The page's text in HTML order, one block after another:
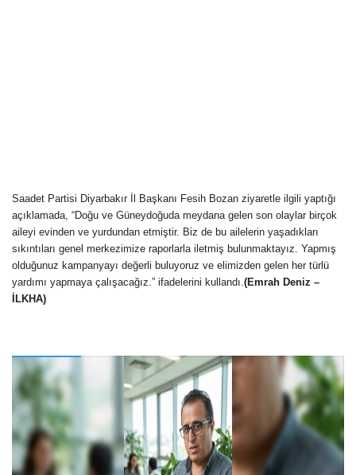
Saadet Partisi Diyarbakır İl Başkanı Fesih Bozan ziyaretle ilgili yaptığı
açıklamada, “Doğu ve Güneydoğuda meydana gelen son olaylar birçok
aileyi evinden ve yurdundan etmiştir. Biz de bu ailelerin yaşadıkları
sıkıntıları genel merkezimize raporlarla iletmiş bulunmaktayız. Yapmış
olduğunuz kampanyayı değerli buluyoruz ve elimizden gelen her türlü
yardımı yapmaya çalışacağız.” ifadelerini kullandı.(Emrah Deniz –
İLKHA)